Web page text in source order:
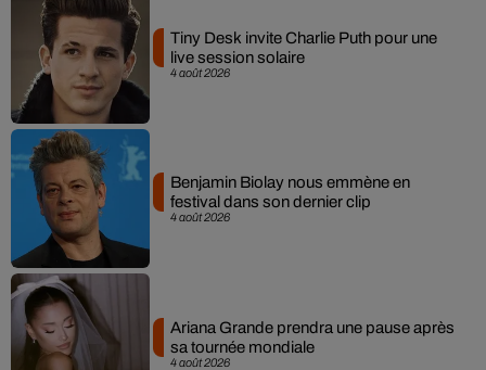
4 août 2026
Tiny Desk invite Charlie Puth pour une
live session solaire
4 août 2026
Benjamin Biolay nous emmène en
festival dans son dernier clip
4 août 2026
Ariana Grande prendra une pause après
sa tournée mondiale